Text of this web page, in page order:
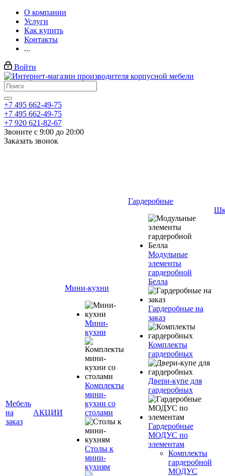
О компании
Услуги
Как купить
Контакты
...
Войти
+7 495 662-49-75
+7 495 662-49-75
+7 920 621-82-67
Звоните с 9:00 до 20:00
Заказать звонок
Мебель
на
заказ
АКЦИИ
Мини-кухни
Мини-
кухни
Комплекты
мини-
кухни со
столами
Столы к
мини-
кухням
Гардеробные
Модульные
элементы
гардеробной
Белла
Гардеробные на
заказ
Комплекты
гардеробных
Двери-купе для
гардеробных
Гардеробные
МОДУС по
элементам
Комплекты
гардеробной
МОДУС